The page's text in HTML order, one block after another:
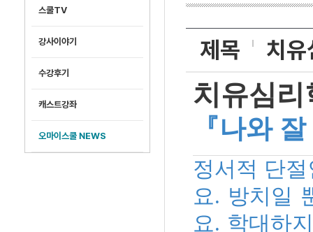
스쿨TV
강사이야기
수강후기
캐스트강좌
오마이스쿨 NEWS
제목 치
치유심리
『나와
정서적 단
요. 방치일
요. 학대하